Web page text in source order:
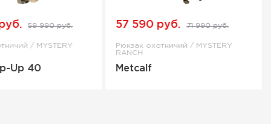
59 990 руб.
/ MYSTERY
Up 40
57 590 руб. 71 990 руб.
Рюкзак охотничий / MYSTERY
RANCH
Metcalf